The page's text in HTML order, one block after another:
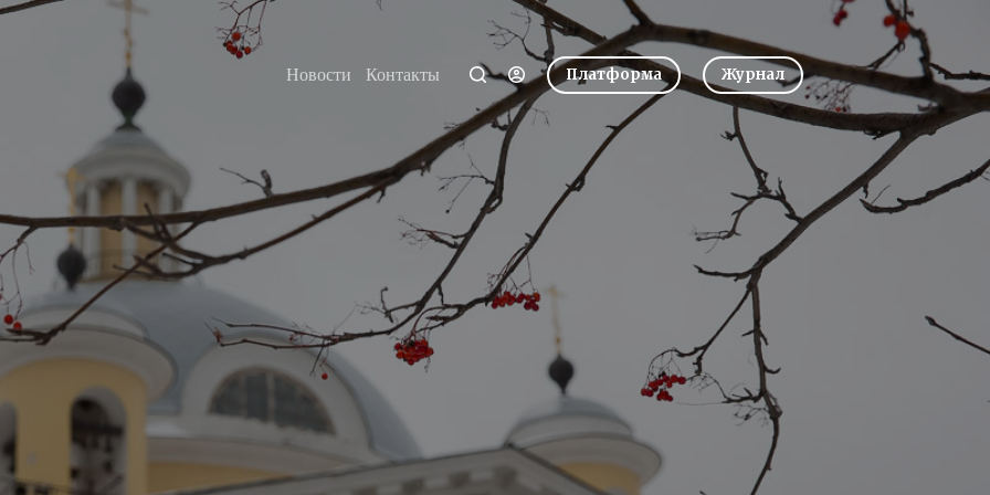
Новости Контакты Платформа Журнал